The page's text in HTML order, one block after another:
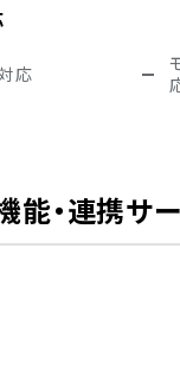
応
ウドサービスセ
能・連携サ